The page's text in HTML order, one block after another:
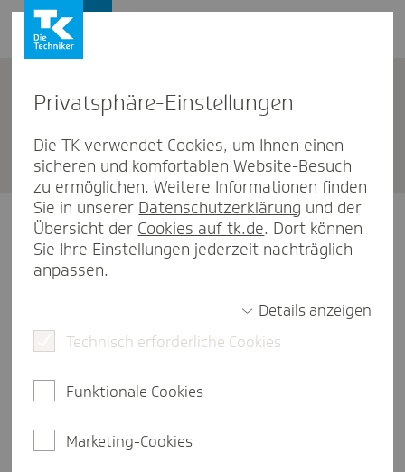
Frei­schalt­code eingeben
Damit Sie Ihren Freischaltcode gleich
eingeben können, brauchen wir noch
diese Daten:
Vorname
Nachname
Privat­sphäre-Einstel­lungen
Die TK verwendet Cookies, um Ihnen einen
sicheren und komfortablen Website-Besuch
zu ermöglichen. Weitere Informationen finden
Sie in unserer Datenschutzerklärung und der
Übersicht der Cookies auf tk.de. Dort können
Sie Ihre Einstellungen jederzeit nachträglich
anpassen.
Details anzeigen
Technisch erforderliche Cookies
Funktionale Cookies
Marketing-Cookies